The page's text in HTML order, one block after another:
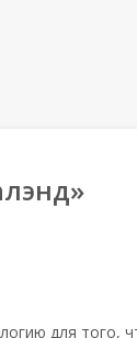
для того,